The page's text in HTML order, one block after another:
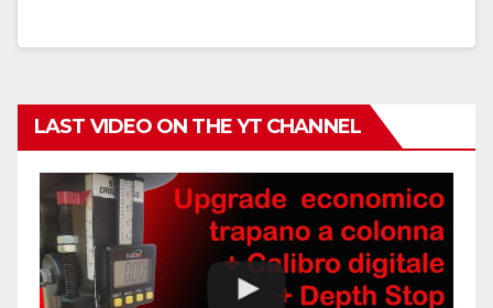
LAST VIDEO ON THE YT CHANNEL